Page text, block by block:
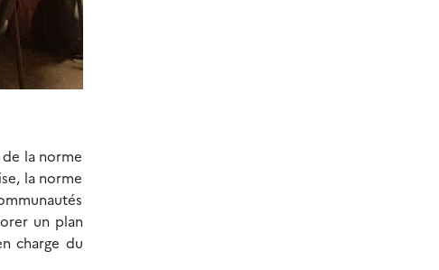
la norme
la norme
un plan
charge du